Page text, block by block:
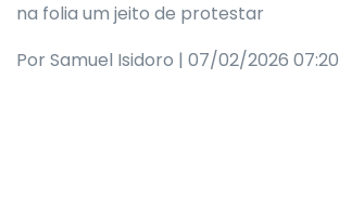
na folia um jeito de protestar
Por Samuel Isidoro | 07/02/2026 07:20